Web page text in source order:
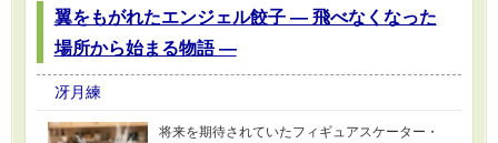
翼をもがれたエンジェル餃子 ― 飛べなくなった
場所から始まる物語 ―
冴月練
将来を期待されていたフィギュアスケーター・